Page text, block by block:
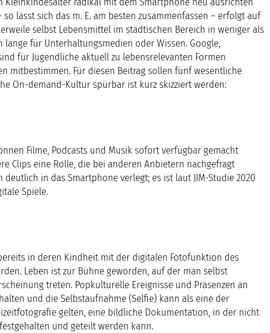
so lässt sich das m. E. am besten zusammenfassen – erfolgt auf
selbst Lebensmittel im städtischen Bereich in weniger als
lange für Unterhaltungsmedien oder Wissen. Google,
für Jugendliche aktuell zu lebensrelevanten Formen
mitbestimmen. Für diesen Beitrag sollen fünf wesentliche
On-demand-Kultur spürbar ist kurz skizziert werden:
Filme, Podcasts und Musik sofort verfügbar gemacht
Clips eine Rolle, die bei anderen Anbietern nachgefragt
in das Smartphone verlegt; es ist laut JIM-Studie 2020
Spiele.
in deren Kindheit mit der digitalen Fotofunktion des
Leben ist zur Bühne geworden, auf der man selbst
treten. Popkulturelle Ereignisse und Präsenzen an
und die Selbstaufnahme (Selfie) kann als eine der
gelten, eine bildliche Dokumentation, in der nicht
und geteilt werden kann.